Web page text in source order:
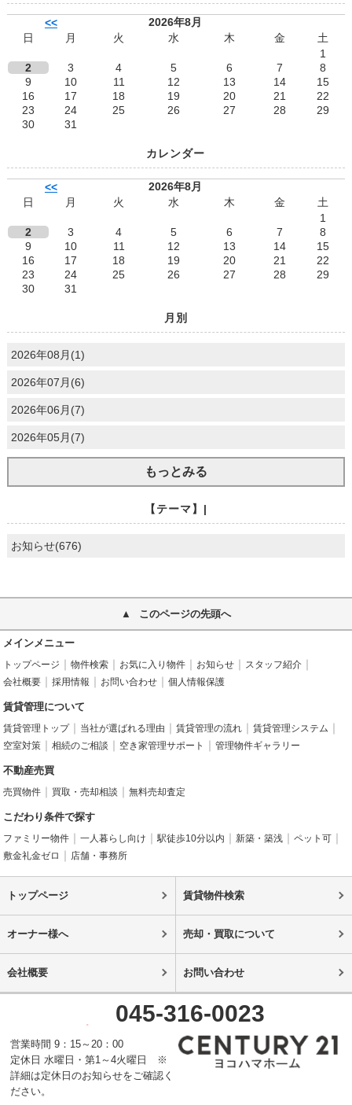
<<
2026年8月
日
月 火 水 木 金
土
1
2
3 4 5 6 7
8
9
10 11 12 13 14
15
16
17 18 19 20 21
22
23
24 25 26 27 28
29
30
31
カレンダー
<<
2026年8月
日
月 火 水 木 金
土
1
2
3 4 5 6 7
8
9
10 11 12 13 14
15
16
17 18 19 20 21
22
23
24 25 26 27 28
29
30
31
月別
2026年08月(1)
2026年07月(6)
2026年06月(7)
2026年05月(7)
もっとみる
【テーマ】|
お知らせ(676)
このページの先頭へ
メインメニュー
トップページ 物件検索 お気に入り物件 お知らせ
スタッフ紹介
会社概要
採用情報 お問い合わせ 個人情報保護
賃貸管理について
賃貸管理トップ 当社が選ばれる理由 賃貸管理の流れ
賃貸管理システム
空室対策
相続のご相談 空き家管理サポート 管理物件ギャラリー
不動産売買
売買物件 買取・売却相談 無料売却査定
こだわり条件で探す
ファミリー物件 一人暮らし向け 駅徒歩10分以内 新築・築浅
ペット可
敷金礼金ゼロ
店舗・事務所
トップページ 賃貸物件検索
オーナー様へ 売却・買取について
会社概要 お問い合わせ
045-316-0023
営業時間 9：15～20：00
定休日 水曜日・第1～4火曜日 ※
詳細は定休日のお知らせをご確認く
ださい。